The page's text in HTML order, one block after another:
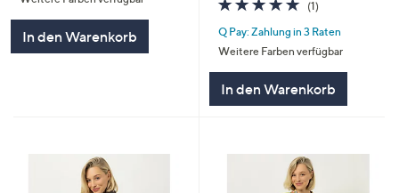
In den Warenkorb
von
5
(1)
Q Pay: Zahlung in 3 Raten
Weitere Farben verfügbar
In den Warenkorb